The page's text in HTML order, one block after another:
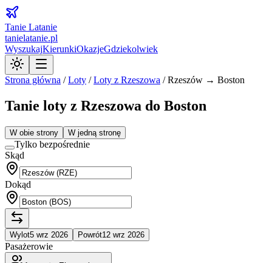
Tanie Latanie
tanielatanie.pl
WyszukajKierunkiOkazjeGdziekolwiek
Strona główna /Loty /Loty z Rzeszowa /Rzeszów → Boston
Tanie loty z Rzeszowa do Boston
W obie strony W jedną stronę
Tylko bezpośrednie
Skąd
Dokąd
Wylot5 wrz 2026 Powrót12 wrz 2026
Pasażerowie